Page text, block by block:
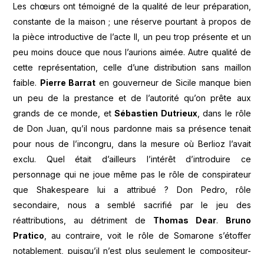
Les chœurs ont témoigné de la qualité de leur préparation,
constante de la maison ; une réserve pourtant à propos de
la pièce introductive de l’acte II, un peu trop présente et un
peu moins douce que nous l’aurions aimée. Autre qualité de
cette représentation, celle d’une distribution sans maillon
faible. Pierre Barrat en gouverneur de Sicile manque bien
un peu de la prestance et de l’autorité qu’on prête aux
grands de ce monde, etSébastien Dutrieux, dans le rôle
de Don Juan, qu’il nous pardonne mais sa présence tenait
pour nous de l’incongru, dans la mesure où Berlioz l’avait
exclu. Quel était d’ailleurs l’intérêt d’introduire ce
personnage qui ne joue même pas le rôle de conspirateur
que Shakespeare lui a attribué ? Don Pedro, rôle
secondaire, nous a semblé sacrifié par le jeu des
réattributions, au détriment de Thomas Dear. Bruno
Pratico , au contraire, voit le rôle de Somarone s’étoffer
notablement, puisqu’il n’est plus seulement le compositeur-